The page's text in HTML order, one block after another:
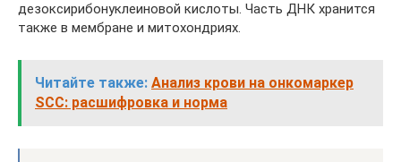
дезоксирибонуклеиновой кислоты. Часть ДНК хранится
также в мембране и митохондриях.
Читайте также: Анализ крови на онкомаркер
SCC: расшифровка и норма